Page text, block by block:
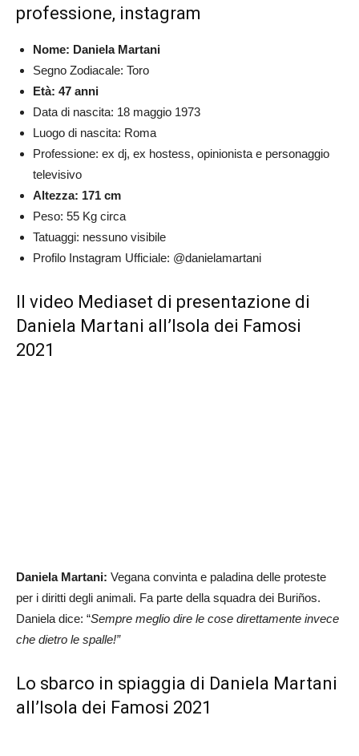
professione, instagram
Nome: Daniela Martani
Segno Zodiacale: Toro
Età: 47 anni
Data di nascita: 18 maggio 1973
Luogo di nascita: Roma
Professione: ex dj, ex hostess, opinionista e personaggio
televisivo
Altezza: 171 cm
Peso: 55 Kg circa
Tatuaggi: nessuno visibile
Profilo Instagram Ufficiale: @danielamartani
Il video Mediaset di presentazione di
Daniela Martani all’Isola dei Famosi
2021
Daniela Martani: Vegana convinta e paladina delle proteste
per i diritti degli animali. Fa parte della squadra dei Buriños.
Daniela dice: “Sempre meglio dire le cose direttamente invece
che dietro le spalle!”
Lo sbarco in spiaggia di Daniela Martani
all’Isola dei Famosi 2021